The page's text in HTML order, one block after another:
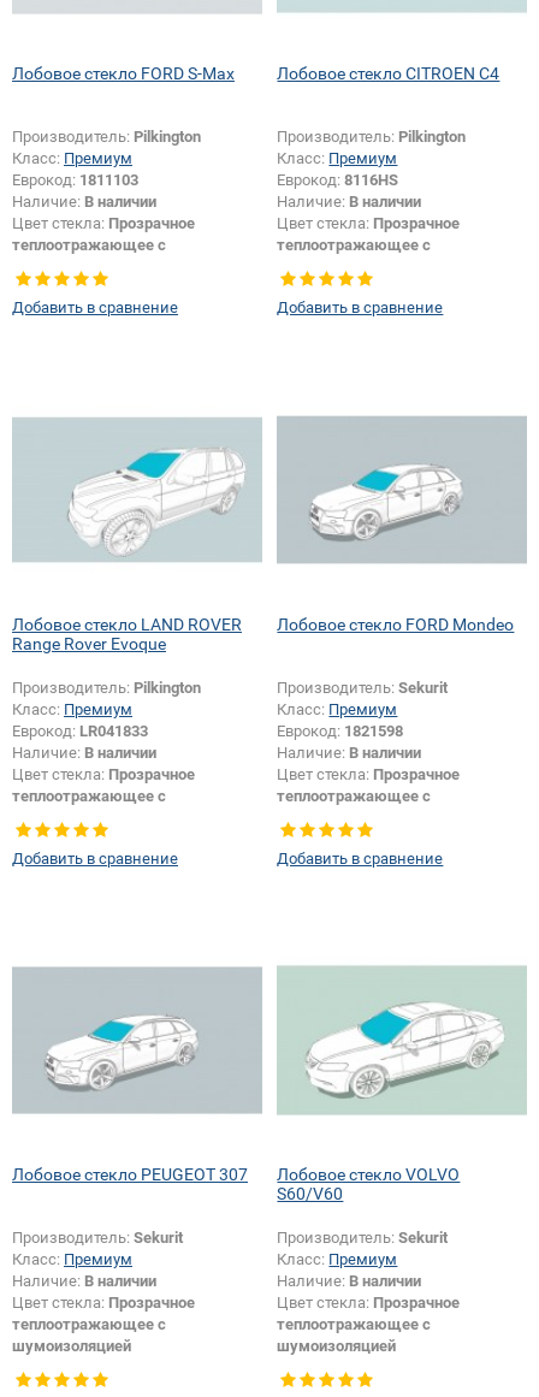
Лобовое стекло FORD S-Max
Производитель: Pilkington
Класс: Премиум
Еврокод: 1811103
Наличие: В наличии
Цвет стекла: Прозрачное
теплоотражающее с
шумоизоляцией
Изменение крепления зеркала +
шелкографии:Да
Добавить в сравнение
Лобовое стекло CITROEN C4
Производитель: Pilkington
Класс: Премиум
Еврокод:8116HS
Наличие: В наличии
Цвет стекла: Прозрачное
теплоотражающее с
шумоизоляцией
Тип кузова:Хетчбек
Изменение крепления зеркала +
Добавить в сравнение
Лобовое стекло LAND ROVER
Range Rover Evoque
Производитель: Pilkington
Класс: Премиум
Еврокод: LR041833
Наличие: В наличии
Цвет стекла: Прозрачное
теплоотражающее с
Тип кузова:Внедорожник
Специальные модификации
Добавить в сравнение
Лобовое стекло FORD Mondeo
Производитель:Sekurit
Класс: Премиум
Еврокод: 1821598
Наличие: В наличии
Цвет стекла: Прозрачное
теплоотражающее с
Изменение крепления зеркала +
шелкографии:Да
Добавить в сравнение
Лобовое стекло PEUGEOT 307
Производитель: Sekurit
Класс: Премиум
Наличие: В наличии
Цвет стекла: Прозрачное
теплоотражающее с
шумоизоляцией
Изменение камеры +
особенностей + шелкографии +
Лобовое стекло VOLVO
S60/V60
Производитель:Sekurit
Класс: Премиум
Наличие: В наличии
Цвет стекла: Прозрачное
теплоотражающее с
шумоизоляцией
Цвет полосы:
Продукт требующий более 15